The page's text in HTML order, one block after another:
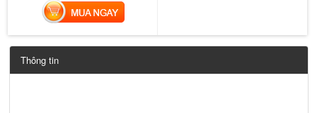
MUA NGAY
Thông tin